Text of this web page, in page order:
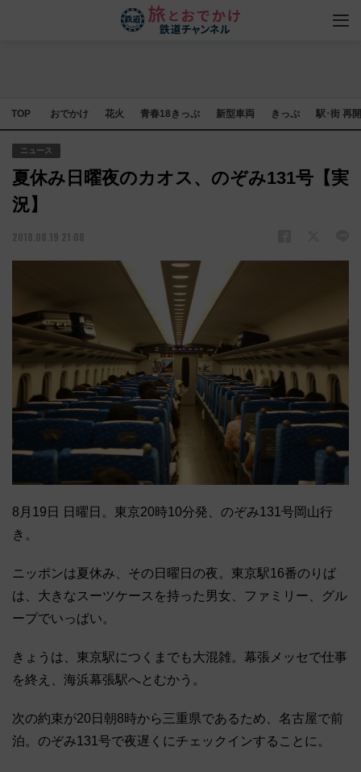
TOP おでかけ 花火 青春18きっぷ 新型車両 きっぷ 駅･街 再
ニュース
夏休み日曜夜のカオス、のぞみ131号【実
況】
2018.08.19 21:08
8月19日 日曜日。東京20時10分発、のぞみ131号岡山行
き。
ニッポンは夏休み、その日曜日の夜。東京駅16番のりば
は、大きなスーツケースを持った男女、ファミリー、グル
ープでいっぱい。
きょうは、東京駅につくまでも大混雑。幕張メッセで仕事
を終え、海浜幕張駅へとむかう。
次の約束が20日朝8時から三重県であるため、名古屋で前
泊。のぞみ131号で夜遅くにチェックインすることに。